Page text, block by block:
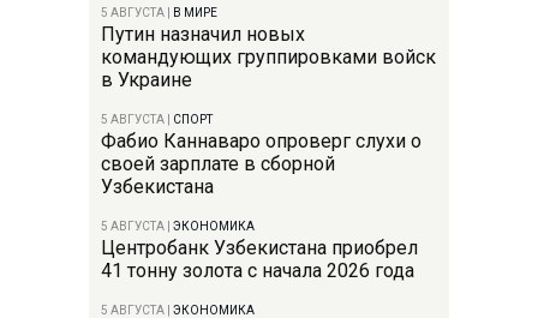
5 АВГУСТА В МИРЕ
Путин назначил новых
командующих группировками войск
в Украине
5 АВГУСТА СПОРТ
Фабио Каннаваро опроверг слухи о
своей зарплате в сборной
Узбекистана
5 АВГУСТА ЭКОНОМИКА
Центробанк Узбекистана приобрел
41 тонну золота с начала 2026 года
5 АВГУСТА ЭКОНОМИКА